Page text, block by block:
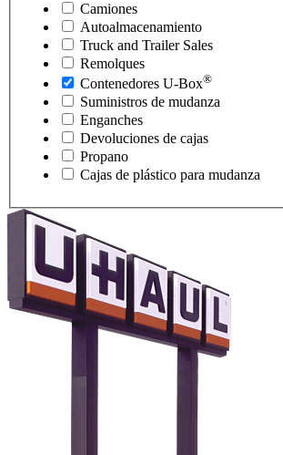
Camiones
Autoalmacenamiento
Truck and Trailer Sales
Remolques
Contenedores U-Box®
Suministros de mudanza
Enganches
Devoluciones de cajas
Propano
Cajas de plástico para mudanza